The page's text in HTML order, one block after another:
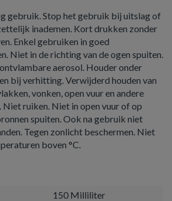
gebruik. Stop het gebruik bij uitslag of
inademen. Kort drukken zonder
Enkel gebruiken in goed
Niet in de richting van de ogen spuiten.
aerosol. Houder onder
bij verhitting. Verwijderd houden van
vonken, open vuur en andere
ruiken. Niet in open vuur of op
spuiten. Ook na gebruik niet
Tegen zonlicht beschermen. Niet
boven °C.
150 Milliliter